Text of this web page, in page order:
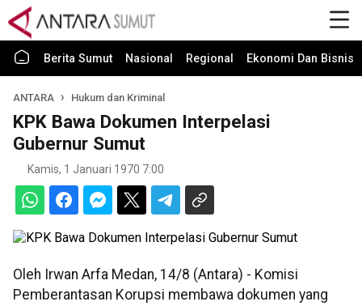
Berita Sumut Nasional Regional Ekonomi Dan Bisnis
ANTARA Hukum dan Kriminal
KPK Bawa Dokumen Interpelasi
Gubernur Sumut
Kamis, 1 Januari 1970 7:00
Oleh Irwan Arfa Medan, 14/8 (Antara) - Komisi
Pemberantasan Korupsi membawa dokumen yang